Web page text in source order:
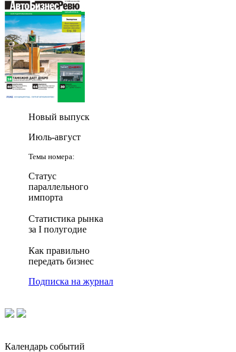
Новый выпуск
Июль-август
Темы номера:
Статус
параллельного
импорта
Статистика рынка
за I полугодие
Как правильно
передать бизнес
Подписка на журнал
Календарь событий